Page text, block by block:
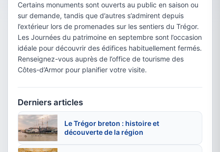
Certains monuments sont ouverts au public en saison ou
sur demande, tandis que d’autres s’admirent depuis
l’extérieur lors de promenades sur les sentiers du Trégor.
Les Journées du patrimoine en septembre sont l’occasion
idéale pour découvrir des édifices habituellement fermés.
Renseignez-vous auprès de l’office de tourisme des
Côtes-d’Armor pour planifier votre visite.
Derniers articles
Le Trégor breton : histoire et
découverte de la région